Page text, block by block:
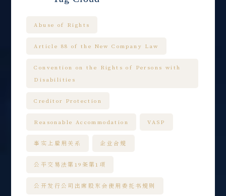
Abuse of Rights
Article 88 of the New Company Law
Convention on the Rights of Persons with
Disabilities
Creditor Protection
Reasonable Accommodation VASP
事实上雇用关系 企业合规
公平交易法第19条第1项
公开发行公司出席股东会使用委托书规则